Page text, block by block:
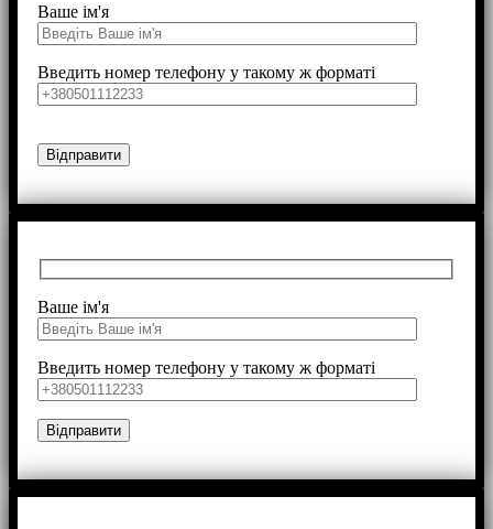
Ваше ім'я
Введить номер телефону у такому ж форматі
Ваше ім'я
Введить номер телефону у такому ж форматі